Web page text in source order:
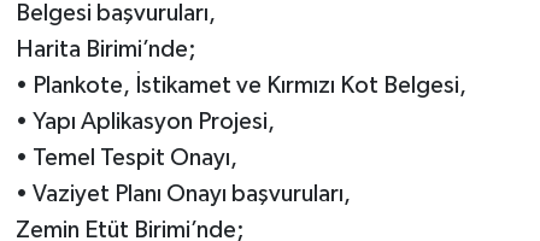
Belgesi başvuruları,
Harita Birimi’nde;
• Plankote, İstikamet ve Kırmızı Kot Belgesi,
• Yapı Aplikasyon Projesi,
• Temel Tespit Onayı,
• Vaziyet Planı Onayı başvuruları,
Zemin Etüt Birimi’nde;